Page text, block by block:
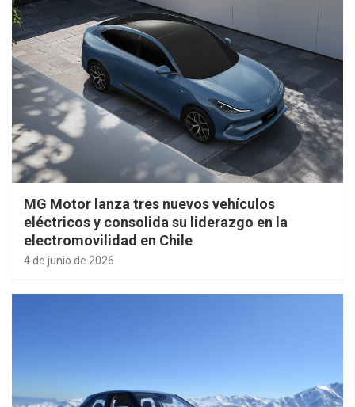
MG Motor lanza tres nuevos vehículos
eléctricos y consolida su liderazgo en la
electromovilidad en Chile
4 de junio de 2026